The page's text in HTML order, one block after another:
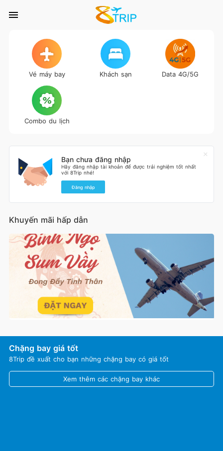
Vé máy bay Khách sạn Data 4G/5G
Combo du lịch
Bạn chưa đăng nhập
Hãy đăng nhập tài khoản để được trải nghiệm tốt nhất
với 8Trip nhé!
Đăng nhập
Khuyến mãi hấp dẫn
Chặng bay giá tốt
8Trip đề xuất cho bạn những chặng bay có giá tốt
Xem thêm các chặng bay khác